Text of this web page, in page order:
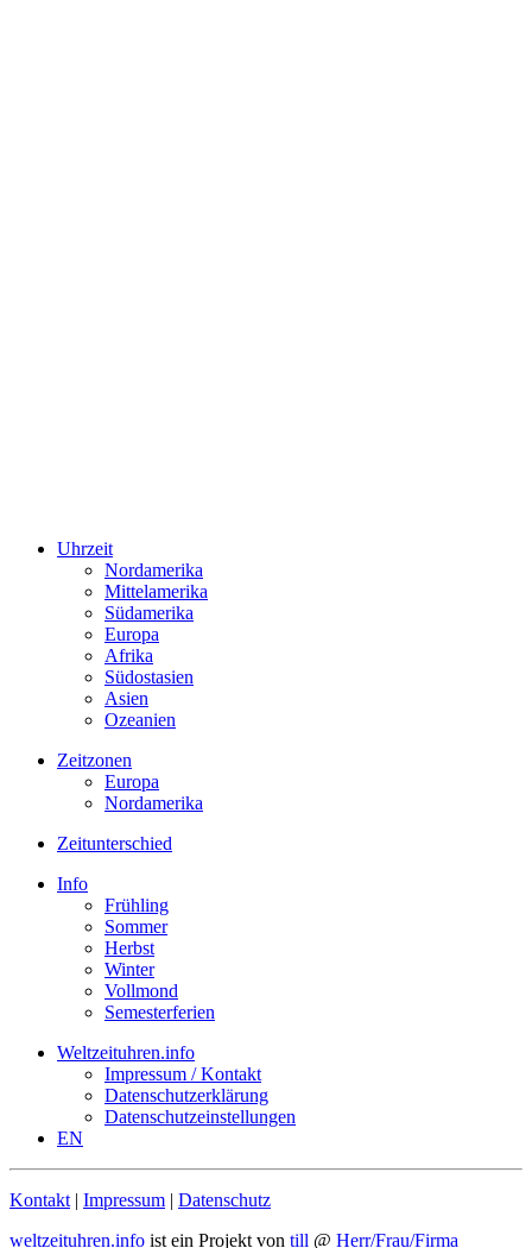
Uhrzeit
Nordamerika
Mittelamerika
Südamerika
Europa
Afrika
Südostasien
Asien
Ozeanien
Zeitzonen
Europa
Nordamerika
Zeitunterschied
Info
Frühling
Sommer
Herbst
Winter
Vollmond
Semesterferien
Weltzeituhren.info
Impressum / Kontakt
Datenschutzerklärung
Datenschutzeinstellungen
EN
Kontakt | Impressum | Datenschutz
weltzeituhren.info ist ein Projekt von till @ Herr/Frau/Firma